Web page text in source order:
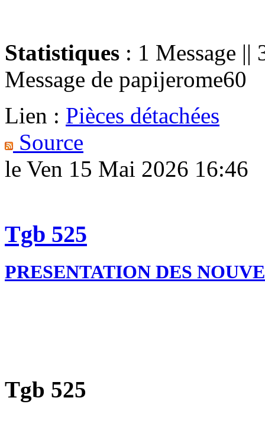
Statistiques : 1 Message ||
Message de papijerome60
Lien : Pièces détachées
Source
le Ven 15 Mai 2026 16:46
Tgb 525
PRESENTATION DES
Tgb 525